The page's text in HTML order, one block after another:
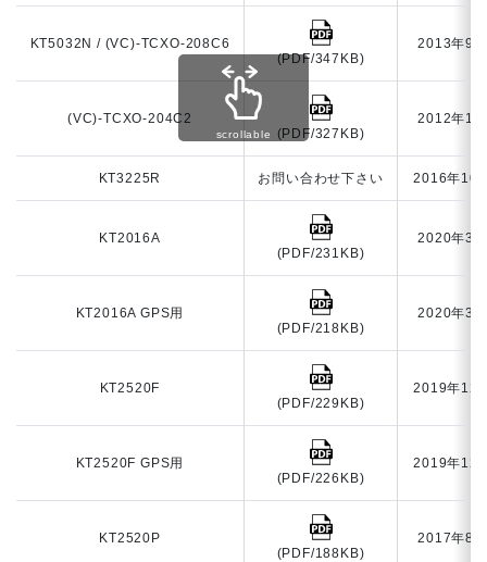
KT5032N / (VC)-TCXO-208C6
(PDF/347KB)
2013年9月
(VC)-TCXO-204C2
(PDF/327KB)
2012年1月
KT3225R お問い合わせ下さい 2016年10
KT2016A
(PDF/231KB)
2020年3月
KT2016A GPS用
(PDF/218KB)
2020年3月
KT2520F
(PDF/229KB)
2019年12
KT2520F GPS用
(PDF/226KB)
2019年12
KT2520P
(PDF/188KB)
2017年8月
scrollable